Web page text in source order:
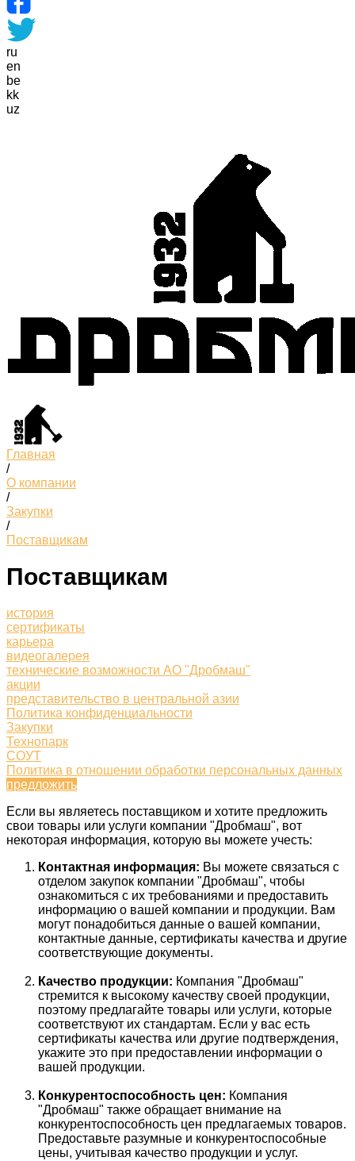
ru
en
be
kk
uz
Главная
/
О компании
/
Закупки
/
Поставщикам
Поставщикам
история
сертификаты
карьера
видеогалерея
технические возможности АО "Дробмаш"
акции
представительство в центральной азии
Политика конфиденциальности
Закупки
Технопарк
СОУТ
Политика в отношении обработки персональных данных
предложить
Если вы являетесь поставщиком и хотите предложить
свои товары или услуги компании "Дробмаш", вот
некоторая информация, которую вы можете учесть:
Контактная информация: Вы можете связаться с
отделом закупок компании "Дробмаш", чтобы
ознакомиться с их требованиями и предоставить
информацию о вашей компании и продукции. Вам
могут понадобиться данные о вашей компании,
контактные данные, сертификаты качества и другие
соответствующие документы.
Качество продукции: Компания "Дробмаш"
стремится к высокому качеству своей продукции,
поэтому предлагайте товары или услуги, которые
соответствуют их стандартам. Если у вас есть
сертификаты качества или другие подтверждения,
укажите это при предоставлении информации о
вашей продукции.
Конкурентоспособность цен: Компания
"Дробмаш" также обращает внимание на
конкурентоспособность цен предлагаемых товаров.
Предоставьте разумные и конкурентоспособные
цены, учитывая качество продукции и услуг.